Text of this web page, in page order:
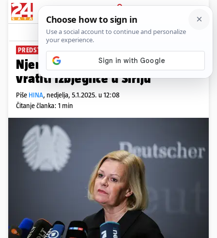
PRIJAVA
News Komentari
PREDSTAVILA PLAN
Njemačka ministrica: Planiramo
vratiti izbjeglice u Siriju
Piše HINA, nedjelja, 5.1.2025. u 12:08
Čitanje članka: 1 min